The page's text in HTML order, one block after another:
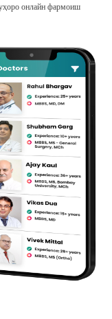
онлайн фармоиш